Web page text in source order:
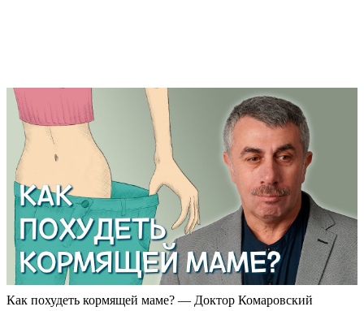
Как похудеть кормящей маме? — Доктор Комаровский